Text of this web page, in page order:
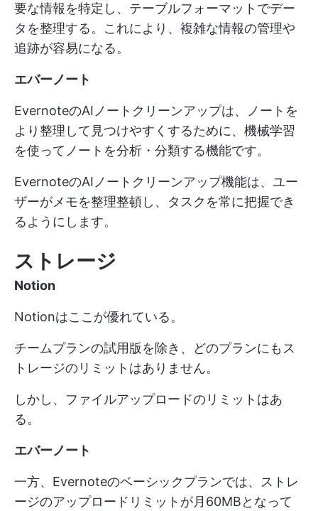
要な情報を特定し、テーブルフォーマットでデー
タを整理する。これにより、複雑な情報の管理や
追跡が容易になる。
エバーノート
EvernoteのAIノートクリーンアップは、ノートを
より整理して見つけやすくするために、機械学習
を使ってノートを分析・分類する機能です。
EvernoteのAIノートクリーンアップ機能は、ユー
ザーがメモを整理整頓し、タスクを常に把握でき
るようにします。
ストレージ
Notion
Notionはここが優れている。
チームプランの試用版を除き、どのプランにもス
トレージのリミットはありません。
しかし、ファイルアップロードのリミットはあ
る。
エバーノート
一方、Evernoteのベーシックプランでは、ストレ
ージのアップロードリミットが月60MBとなって